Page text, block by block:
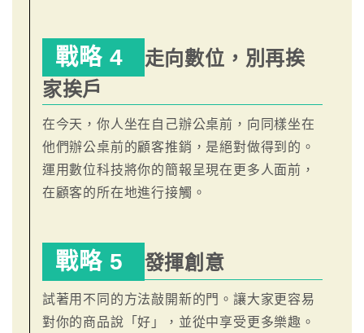
戰略 4
走向數位，別再挨
家挨戶
在今天，你人坐在自己辦公桌前，向同樣坐在
他們辦公桌前的顧客推銷，是絕對做得到的。
運用數位科技將你的簡報呈現在更多人面前，
在顧客的所在地進行接觸。
戰略 5 發揮創意
試著用不同的方法敲開新的門。讓大家更容易
對你的商品說「好」，並從中享受更多樂趣。